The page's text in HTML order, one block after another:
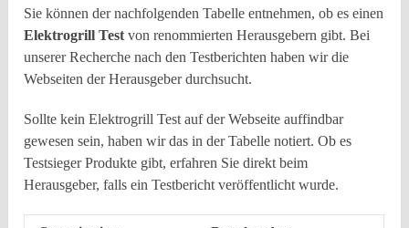
Sie können der nachfolgenden Tabelle entnehmen, ob es einen
ElektrogrillTest von renommierten Herausgebern gibt. Bei
unserer Recherche nach den Testberichten haben wir die
Webseiten der Herausgeber durchsucht.
Sollte kein Elektrogrill Test auf der Webseite auffindbar
gewesen sein, haben wir das in der Tabelle notiert. Ob es
Testsieger Produkte gibt, erfahren Sie direkt beim
Herausgeber, falls ein Testbericht veröffentlicht wurde.